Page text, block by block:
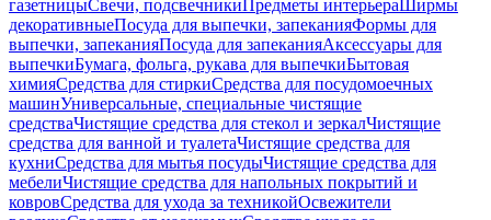
газетницыСвечи, подсвечникиПредметы интерьераШирмы
декоративныеПосуда для выпечки, запеканияФормы для
выпечки, запеканияПосуда для запеканияАксессуары для
выпечкиБумага, фольга, рукава для выпечкиБытовая
химияСредства для стиркиСредства для посудомоечных
машинУниверсальные, специальные чистящие
средстваЧистящие средства для стекол и зеркалЧистящие
средства для ванной и туалетаЧистящие средства для
кухниСредства для мытья посудыЧистящие средства для
мебелиЧистящие средства для напольных покрытий и
ковровСредства для ухода за техникойОсвежители